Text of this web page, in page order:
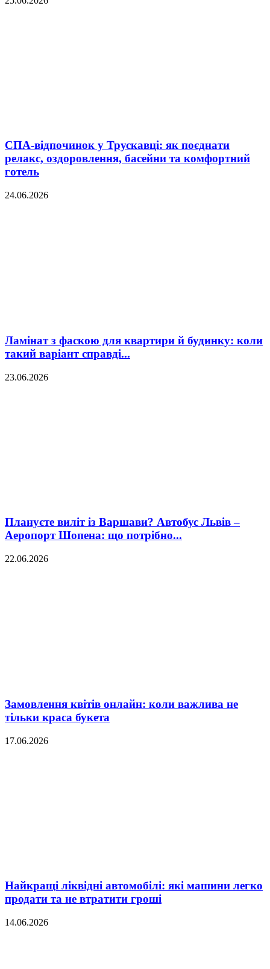
СПА-відпочинок у Трускавці: як поєднати
релакс, оздоровлення, басейни та комфортний
готель
24.06.2026
Ламінат з фаскою для квартири й будинку: коли
такий варіант справді...
23.06.2026
Плануєте виліт із Варшави? Автобус Львів –
Аеропорт Шопена: що потрібно...
22.06.2026
Замовлення квітів онлайн: коли важлива не
тільки краса букета
17.06.2026
Найкращі ліквідні автомобілі: які машини легко
продати та не втратити гроші
14.06.2026